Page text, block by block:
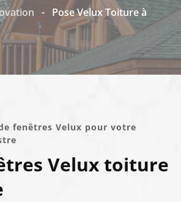
- Pose Velux Toiture à
fenêtres Velux pour votre
Velux toiture